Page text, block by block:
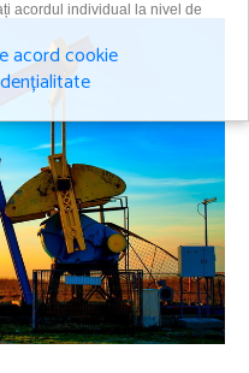
acordul individual la nivel de
acord cookie